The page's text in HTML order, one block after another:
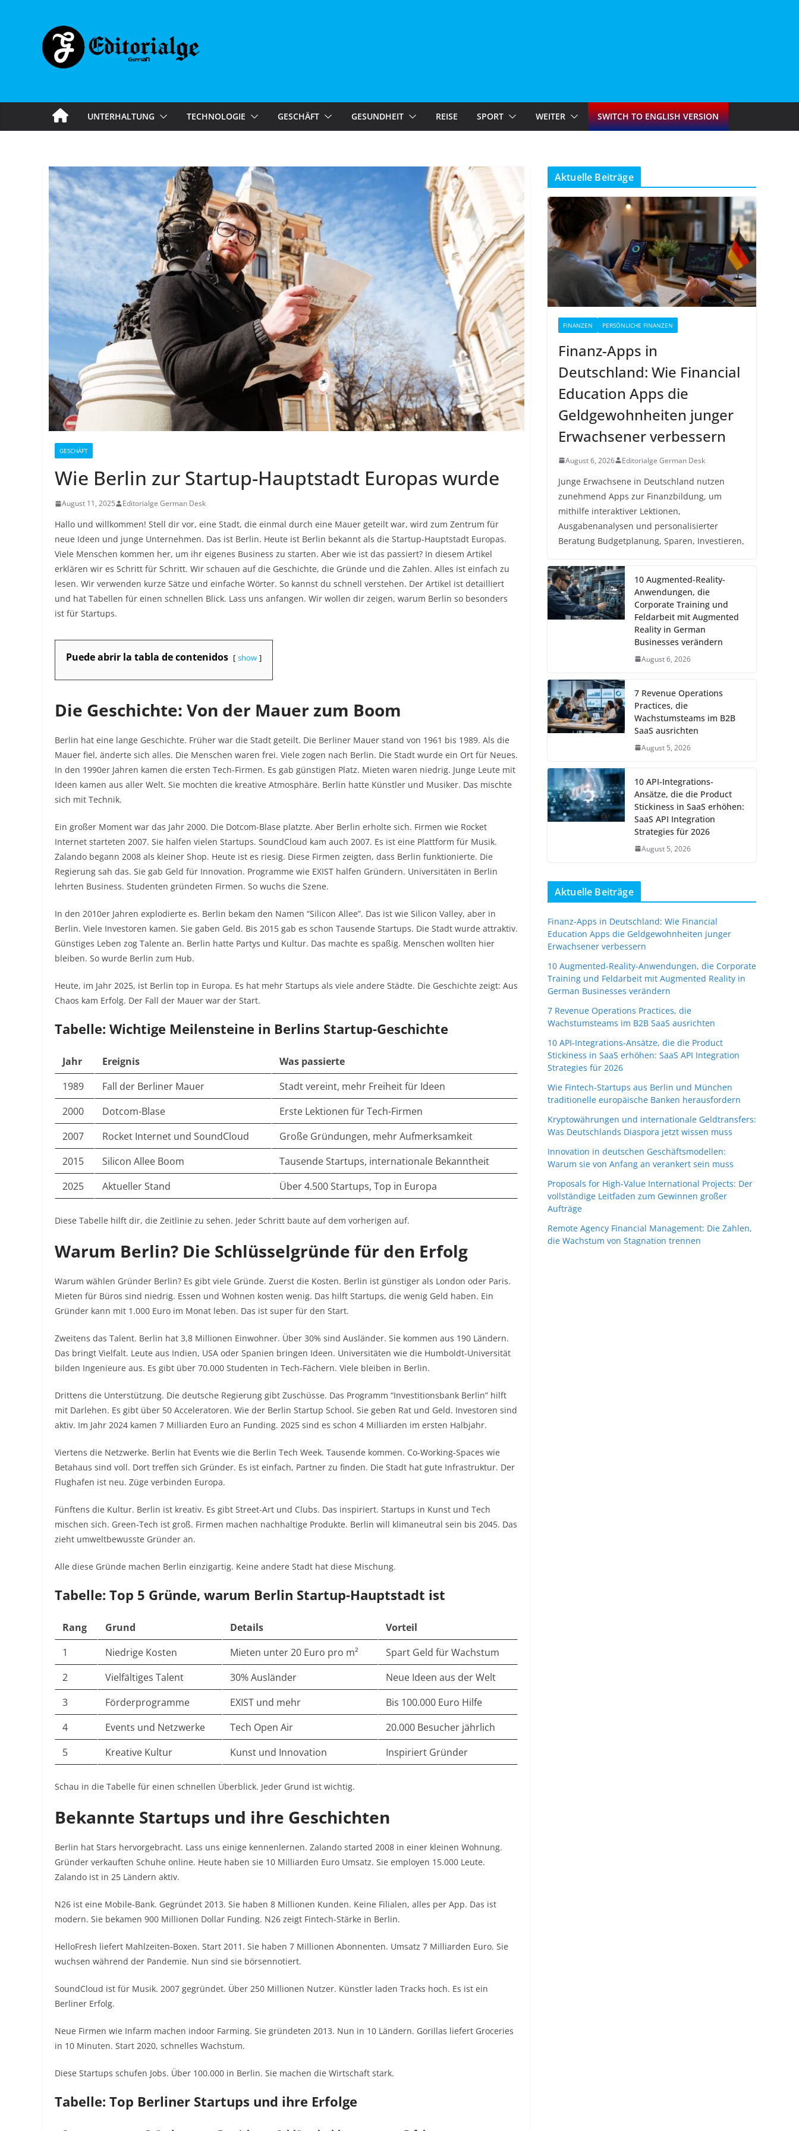
UNTERHALTUNG TECHNOLOGIE GESCHÄFT GESUNDHEIT REISE SPORT WEITER SWITCH TO ENGLISH VERSION
GESCHÄFT
Wie Berlin zur Startup-Hauptstadt Europas wurde
August 11, 2025 Editorialge German Desk
Hallo und willkommen! Stell dir vor, eine Stadt, die einmal durch eine Mauer geteilt war, wird zum Zentrum für
neue Ideen und junge Unternehmen. Das ist Berlin. Heute ist Berlin bekannt als die Startup-Hauptstadt Europas.
Viele Menschen kommen her, um ihr eigenes Business zu starten. Aber wie ist das passiert? In diesem Artikel
erklären wir es Schritt für Schritt. Wir schauen auf die Geschichte, die Gründe und die Zahlen. Alles ist einfach zu
lesen. Wir verwenden kurze Sätze und einfache Wörter. So kannst du schnell verstehen. Der Artikel ist detailliert
und hat Tabellen für einen schnellen Blick. Lass uns anfangen. Wir wollen dir zeigen, warum Berlin so besonders
ist für Startups.
Puede abrir la tabla de contenidos show
Die Geschichte: Von der Mauer zum Boom
Berlin hat eine lange Geschichte. Früher war die Stadt geteilt. Die Berliner Mauer stand von 1961 bis 1989. Als die
Mauer fiel, änderte sich alles. Die Menschen waren frei. Viele zogen nach Berlin. Die Stadt wurde ein Ort für Neues.
In den 1990er Jahren kamen die ersten Tech-Firmen. Es gab günstigen Platz. Mieten waren niedrig. Junge Leute mit
Ideen kamen aus aller Welt. Sie mochten die kreative Atmosphäre. Berlin hatte Künstler und Musiker. Das mischte
sich mit Technik.
Ein großer Moment war das Jahr 2000. Die Dotcom-Blase platzte. Aber Berlin erholte sich. Firmen wie Rocket
Internet starteten 2007. Sie halfen vielen Startups. SoundCloud kam auch 2007. Es ist eine Plattform für Musik.
Zalando begann 2008 als kleiner Shop. Heute ist es riesig. Diese Firmen zeigten, dass Berlin funktionierte. Die
Regierung sah das. Sie gab Geld für Innovation. Programme wie EXIST halfen Gründern. Universitäten in Berlin
lehrten Business. Studenten gründeten Firmen. So wuchs die Szene.
In den 2010er Jahren explodierte es. Berlin bekam den Namen “Silicon Allee”. Das ist wie Silicon Valley, aber in
Berlin. Viele Investoren kamen. Sie gaben Geld. Bis 2015 gab es schon Tausende Startups. Die Stadt wurde attraktiv.
Günstiges Leben zog Talente an. Berlin hatte Partys und Kultur. Das machte es spaßig. Menschen wollten hier
bleiben. So wurde Berlin zum Hub.
Heute, im Jahr 2025, ist Berlin top in Europa. Es hat mehr Startups als viele andere Städte. Die Geschichte zeigt: Aus
Chaos kam Erfolg. Der Fall der Mauer war der Start.
Tabelle: Wichtige Meilensteine in Berlins Startup-Geschichte
Jahr Ereignis
Was passierte
1989
Fall der Berliner Mauer
Stadt vereint, mehr Freiheit für Ideen
2000
Dotcom-Blase
Erste Lektionen für Tech-Firmen
2007
Rocket Internet und SoundCloud
Große Gründungen, mehr Aufmerksamkeit
2015
Silicon Allee Boom
Tausende Startups, internationale Bekanntheit
2025
Aktueller Stand Über 4.500 Startups, Top in Europa
Diese Tabelle hilft dir, die Zeitlinie zu sehen. Jeder Schritt baute auf dem vorherigen auf.
Warum Berlin? Die Schlüsselgründe für den Erfolg
Warum wählen Gründer Berlin? Es gibt viele Gründe. Zuerst die Kosten. Berlin ist günstiger als London oder Paris.
Mieten für Büros sind niedrig. Essen und Wohnen kosten wenig. Das hilft Startups, die wenig Geld haben. Ein
Gründer kann mit 1.000 Euro im Monat leben. Das ist super für den Start.
Zweitens das Talent. Berlin hat 3,8 Millionen Einwohner. Über 30% sind Ausländer. Sie kommen aus 190 Ländern.
Das bringt Vielfalt. Leute aus Indien, USA oder Spanien bringen Ideen. Universitäten wie die Humboldt-Universität
bilden Ingenieure aus. Es gibt über 70.000 Studenten in Tech-Fächern. Viele bleiben in Berlin.
Drittens die Unterstützung. Die deutsche Regierung gibt Zuschüsse. Das Programm “Investitionsbank Berlin” hilft
mit Darlehen. Es gibt über 50 Acceleratoren. Wie der Berlin Startup School. Sie geben Rat und Geld. Investoren sind
aktiv. Im Jahr 2024 kamen 7 Milliarden Euro an Funding. 2025 sind es schon 4 Milliarden im ersten Halbjahr.
Viertens die Netzwerke. Berlin hat Events wie die Berlin Tech Week. Tausende kommen. Co-Working-Spaces wie
Betahaus sind voll. Dort treffen sich Gründer. Es ist einfach, Partner zu finden. Die Stadt hat gute Infrastruktur. Der
Flughafen ist neu. Züge verbinden Europa.
Fünftens die Kultur. Berlin ist kreativ. Es gibt Street-Art und Clubs. Das inspiriert. Startups in Kunst und Tech
mischen sich. Green-Tech ist groß. Firmen machen nachhaltige Produkte. Berlin will klimaneutral sein bis 2045. Das
zieht umweltbewusste Gründer an.
Alle diese Gründe machen Berlin einzigartig. Keine andere Stadt hat diese Mischung.
Tabelle: Top 5 Gründe, warum Berlin Startup-Hauptstadt ist
Rang Grund Details
Vorteil
1
Niedrige Kosten Mieten unter 20 Euro pro m²
Spart Geld für Wachstum
2
Vielfältiges Talent 30% Ausländer
Neue Ideen aus der Welt
3
Förderprogramme EXIST und mehr
Bis 100.000 Euro Hilfe
4
Events und Netzwerke Tech Open Air
20.000 Besucher jährlich
5
Kreative Kultur Kunst und Innovation Inspiriert Gründer
Schau in die Tabelle für einen schnellen Überblick. Jeder Grund ist wichtig.
Bekannte Startups und ihre Geschichten
Berlin hat Stars hervorgebracht. Lass uns einige kennenlernen. Zalando started 2008 in einer kleinen Wohnung.
Gründer verkauften Schuhe online. Heute haben sie 10 Milliarden Euro Umsatz. Sie employen 15.000 Leute.
Zalando ist in 25 Ländern aktiv.
N26 ist eine Mobile-Bank. Gegründet 2013. Sie haben 8 Millionen Kunden. Keine Filialen, alles per App. Das ist
modern. Sie bekamen 900 Millionen Dollar Funding. N26 zeigt Fintech-Stärke in Berlin.
HelloFresh liefert Mahlzeiten-Boxen. Start 2011. Sie haben 7 Millionen Abonnenten. Umsatz 7 Milliarden Euro. Sie
wuchsen während der Pandemie. Nun sind sie börsennotiert.
SoundCloud ist für Musik. 2007 gegründet. Über 250 Millionen Nutzer. Künstler laden Tracks hoch. Es ist ein
Berliner Erfolg.
Neue Firmen wie Infarm machen indoor Farming. Sie gründeten 2013. Nun in 10 Ländern. Gorillas liefert Groceries
in 10 Minuten. Start 2020, schnelles Wachstum.
Diese Startups schufen Jobs. Über 100.000 in Berlin. Sie machen die Wirtschaft stark.
Tabelle: Top Berliner Startups und ihre Erfolge
Aktuelle Beiträge
FINANZEN PERSÖNLICHE FINANZEN
Finanz-Apps in
Deutschland: Wie Financial
Education Apps die
Geldgewohnheiten junger
Erwachsener verbessern
August 6, 2026 Editorialge German Desk
Junge Erwachsene in Deutschland nutzen
zunehmend Apps zur Finanzbildung, um
mithilfe interaktiver Lektionen,
Ausgabenanalysen und personalisierter
Beratung Budgetplanung, Sparen, Investieren,
10 Augmented-Reality-
Anwendungen, die
Corporate Training und
Feldarbeit mit Augmented
Reality in German
Businesses verändern
August 6, 2026
7 Revenue Operations
Practices, die
Wachstumsteams im B2B
SaaS ausrichten
August 5, 2026
10 API-Integrations-
Ansätze, die die Product
Stickiness in SaaS erhöhen:
SaaS API Integration
Strategies für 2026
August 5, 2026
Aktuelle Beiträge
Finanz-Apps in Deutschland: Wie Financial
Education Apps die Geldgewohnheiten junger
Erwachsener verbessern
10 Augmented-Reality-Anwendungen, die Corporate
Training und Feldarbeit mit Augmented Reality in
German Businesses verändern
7 Revenue Operations Practices, die
Wachstumsteams im B2B SaaS ausrichten
10 API-Integrations-Ansätze, die die Product
Stickiness in SaaS erhöhen: SaaS API Integration
Strategies für 2026
Wie Fintech-Startups aus Berlin und München
traditionelle europäische Banken herausfordern
Kryptowährungen und internationale Geldtransfers:
Was Deutschlands Diaspora jetzt wissen muss
Innovation in deutschen Geschäftsmodellen:
Warum sie von Anfang an verankert sein muss
Proposals for High-Value International Projects: Der
vollständige Leitfaden zum Gewinnen großer
Aufträge
Remote Agency Financial Management: Die Zahlen,
die Wachstum von Stagnation trennen